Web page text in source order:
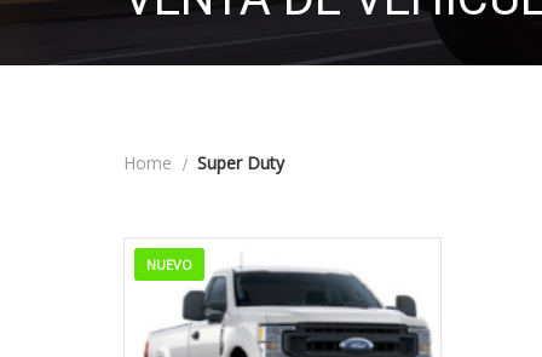
Home Super Duty
NUEVO